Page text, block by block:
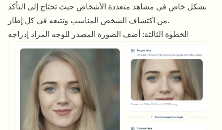
بشكل خاص في مشاهد متعددة الأشخاص حيث تحتاج إلى التأكد
من اكتشاف الشخص المناسب وتتبعه في كل إطار.
الخطوة الثالثة: أضف الصورة المصدر للوجه المراد إدراجه